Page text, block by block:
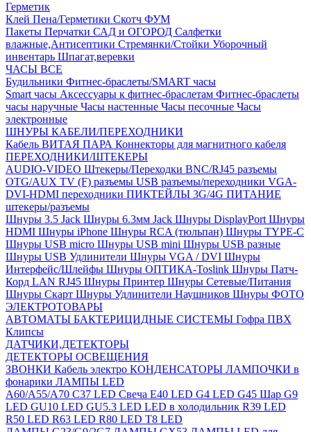
Герметик
Клей Пена/Герметики Скотч ФУМ
Пакеты Перчатки САД и ОГОРОД Салфетки
влажные,Антисептики Стремянки/Стойки Уборочный
инвентарь Шпагат,веревки
ЧАСЫ ВСЕ
Будильники Фитнес-браслеты/SMART часы
Smart часы Аксессуары к фитнес-браслетам Фитнес-браслеты
часы наручные Часы настенные Часы песочные Часы
электронные
ШНУРЫ КАБЕЛИ/ПЕРЕХОДНИКИ
Кабель ВИТАЯ ПАРА Коннекторы для магнитного кабеля
ПЕРЕХОДНИКИ/ШТЕКЕРЫ
AUDIO-VIDEO Штекеры/Переходки BNC/RJ45 разъемы
OTG/AUX TV (F) разъемы USB разъемы/переходники VGA-
DVI-HDMI переходники ПИКТЕЙЛЫ 3G/4G ПИТАНИЕ
штекеры/разъемы
Шнуры 3.5 Jack Шнуры 6.3мм Jack Шнуры DisplayPort Шнуры
HDMI Шнуры iPhone Шнуры RCA (тюльпан) Шнуры TYPE-C
Шнуры USB micro Шнуры USB mini Шнуры USB разные
Шнуры USB Удлинители Шнуры VGA / DVI Шнуры
Интерфейс/Шлейфы Шнуры ОПТИКА-Toslink Шнуры Патч-
Корд LAN RJ45 Шнуры Принтер Шнуры Сетевые/Питания
Шнуры Скарт Шнуры Удлинители Наушников Шнуры ФОТО
ЭЛЕКТРОТОВАРЫ
АВТОМАТЫ БАКТЕРИЦИДНЫЕ СИСТЕМЫ Гофра ПВХ
Клипсы
ДАТЧИКИ,ДЕТЕКТОРЫ
ДЕТЕКТОРЫ ОСВЕЩЕНИЯ
ЗВОНКИ Кабель электро КОНДЕНСАТОРЫ ЛАМПОЧКИ в
фонарики ЛАМПЫ LED
A60/A55/A70 C37 LED Свеча E40 LED G4 LED G45 Шар G9
LED GU10 LED GU5.3 LED LED в холодильник R39 LED
R50 LED R63 LED R80 LED T8 LED